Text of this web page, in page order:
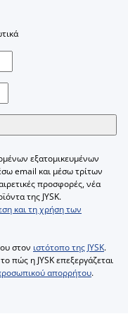
εξατομικευμένων
email και μέσω τρίτων
προσφορές, νέα
της JYSK.
και τη χρήση των
στον ιστότοπο της JYSK.
πώς η JYSK επεξεργάζεται
απορρήτου.